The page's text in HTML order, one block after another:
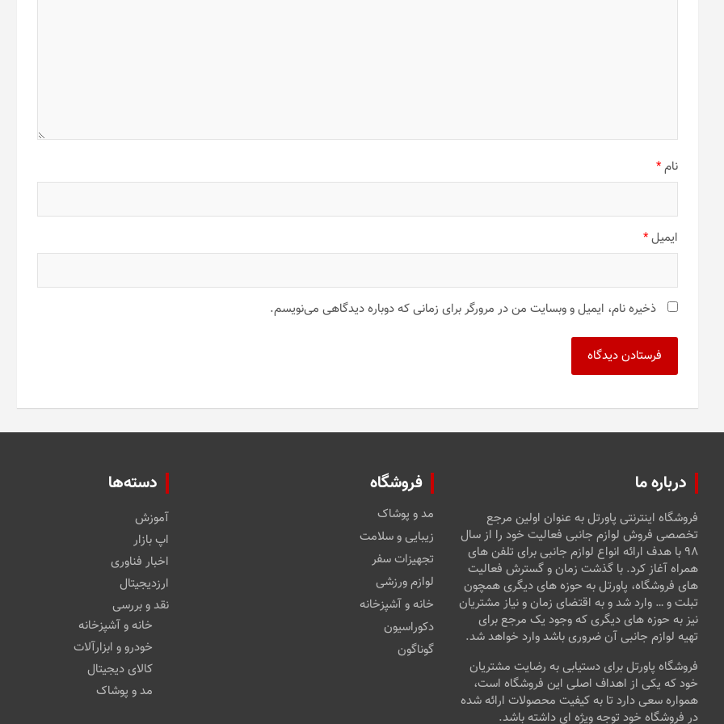
نام*
ایمیل*
ذخیره نام، ایمیل و وبسایت من در مرورگر برای زمانی که دوباره دیدگاهی می‌نویسم.
درباره ما
فروشگاه اینترنتی پاورتل به عنوان اولین مرجع
تخصصی فروش لوازم جانبی فعالیت خود را از سال
۹۸ با هدف ارائه انواع لوازم جانبی برای تلفن های
همراه آغاز کرد. با گذشت زمان و گسترش فعالیت
های فروشگاه، پاورتل به حوزه های دیگری همچون
تبلت و … وارد شد و به اقتضای زمان و نیاز مشتریان
نیز به حوزه های دیگری که وجود یک مرجع برای
تهیه لوازم جانبی آن ضروری باشد وارد خواهد شد.
فروشگاه پاورتل برای دستیابی به رضایت مشتریان
خود که یکی از اهداف اصلی این فروشگاه است،
همواره سعی دارد تا به کیفیت محصولات ارائه شده
در فروشگاه خود توجه ویژه ای داشته باشد.
فروشگاه
مد و پوشاک
زیبایی و سلامت
تجهیزات سفر
لوازم ورزشی
خانه و آشپزخانه
دکوراسیون
گوناگون
دسته‌ها
آموزش
اپ بازار
اخبار فناوری
ارزدیجیتال
نقد و بررسی
خانه و آشپزخانه
خودرو و ابزارآلات
کالای دیجیتال
مد و پوشاک